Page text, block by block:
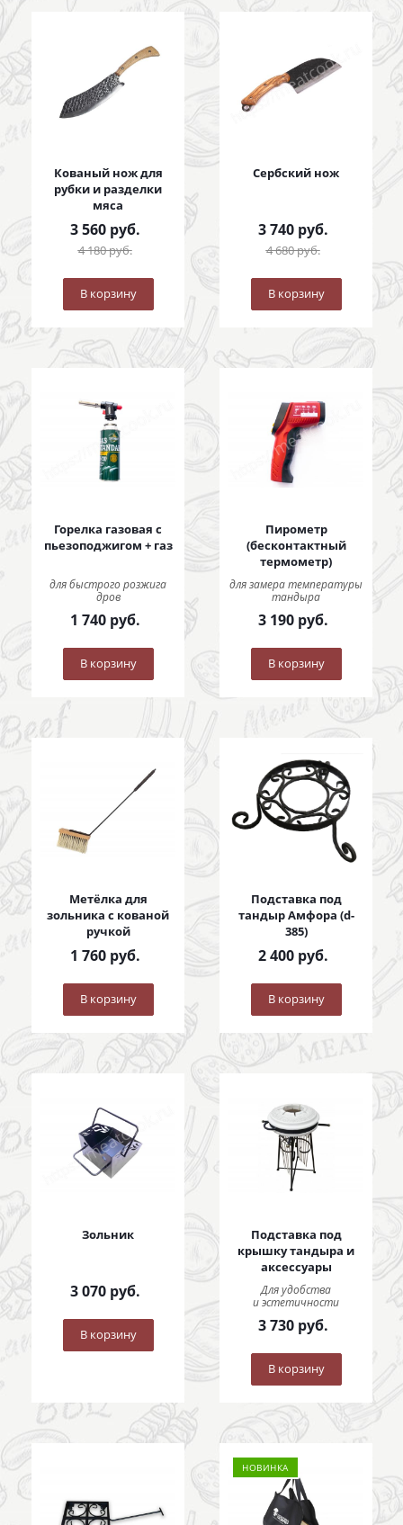
Кованый нож для
рубки и разделки
мяса
3 560руб.
4 180руб.
В корзину
Сербский нож
3 740руб.
4 680руб.
В корзину
Горелка газовая с
пьезоподжигом + газ
для быстрого розжига
дров
1 740руб.
В корзину
Пирометр
(бесконтактный
термометр)
для замера температуры
тандыра
3 190руб.
В корзину
Метёлка для
зольника с кованой
ручкой
1 760руб.
В корзину
Подставка под
тандыр Амфора (d-
385)
2 400руб.
В корзину
Зольник
3 070руб.
В корзину
Подставка под
крышку тандыра и
аксессуары
Для удобства
и эстетичности
3 730руб.
В корзину
НОВИНКА